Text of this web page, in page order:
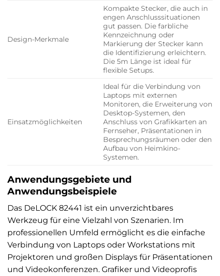
Design-Merkmale
Kompakte Stecker, die auch in
engen Anschlusssituationen
gut passen. Die farbliche
Kennzeichnung oder
Markierung der Stecker kann
die Identifizierung erleichtern.
Die 5m Länge ist ideal für
flexible Setups.
Einsatzmöglichkeiten
Ideal für die Verbindung von
Laptops mit externen
Monitoren, die Erweiterung von
Desktop-Systemen, den
Anschluss von Grafikkarten an
Fernseher, Präsentationen in
Besprechungsräumen oder den
Aufbau von Heimkino-
Systemen.
Anwendungsgebiete und
Anwendungsbeispiele
Das DeLOCK 82441 ist ein unverzichtbares
Werkzeug für eine Vielzahl von Szenarien. Im
professionellen Umfeld ermöglicht es die einfache
Verbindung von Laptops oder Workstations mit
Projektoren und großen Displays für Präsentationen
und Videokonferenzen. Grafiker und Videoprofis